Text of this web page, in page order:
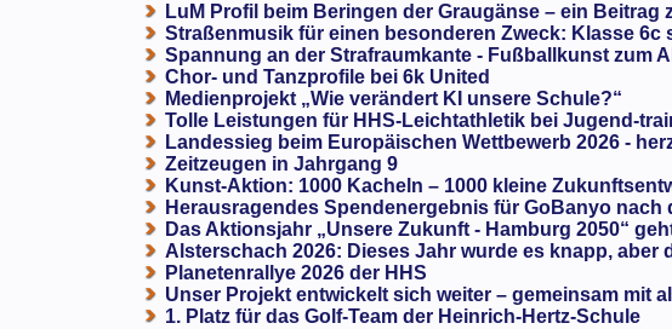
LuM Profil beim Beringen der Graugänse – ein Beitrag
Straßenmusik für einen besonderen Zweck: Klasse
Spannung an der Strafraumkante - Fußballkunst zum
Chor- und Tanzprofile bei 6k United
Medienprojekt „Wie verändert KI unsere Schule?“
Tolle Leistungen für HHS-Leichtathletik bei Jugend-
Landessieg beim Europäischen Wettbewerb 2026 -
Zeitzeugen in Jahrgang 9
Kunst-Aktion: 1000 Kacheln – 1000 kleine
Herausragendes Spendenergebnis für GoBanyo nach
Das Aktionsjahr „Unsere Zukunft - Hamburg 2050“
Alsterschach 2026: Dieses Jahr wurde es knapp, aber
Planetenrallye 2026 der HHS
Unser Projekt entwickelt sich weiter – gemeinsam mit
1. Platz für das Golf-Team der Heinrich-Hertz-Schule